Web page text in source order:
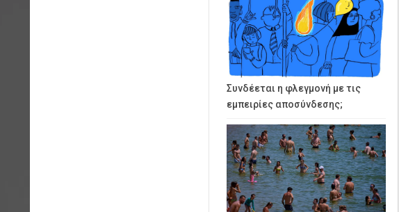
Συνδέεται η φλεγμονή με τις
εμπειρίες αποσύνδεσης;